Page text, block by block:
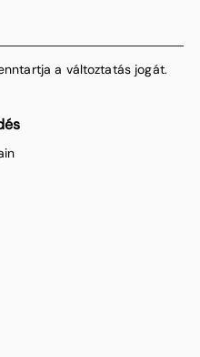
a változtatás jogát.